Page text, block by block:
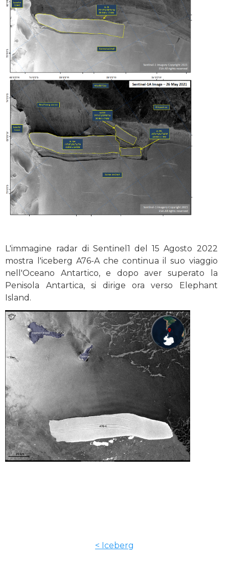
L'immagine radar di Sentinel1 del 15 Agosto 2022
mostra l'iceberg A76-A che continua il suo viaggio
nell'Oceano Antartico, e dopo aver superato la
Penisola Antartica, si dirige ora verso Elephant
Island.
< Iceberg